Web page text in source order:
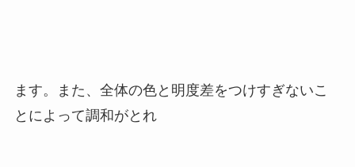
ます。また、全体の色と明度差をつけすぎないこ
とによって調和がとれ